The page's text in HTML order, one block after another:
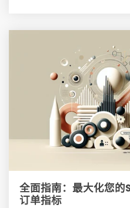
全面指南：最大化您
订单指标